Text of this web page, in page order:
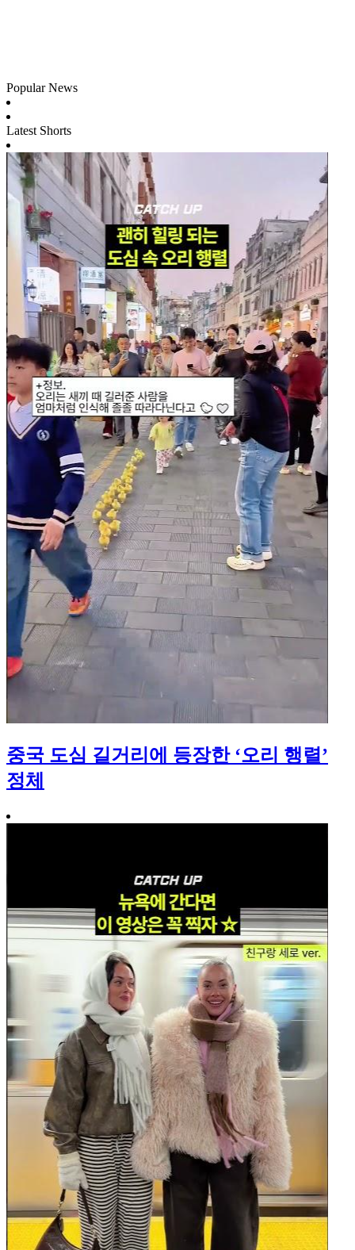
Popular News
Latest Shorts
중국 도심 길거리에 등장한 ‘오리 행렬’
정체